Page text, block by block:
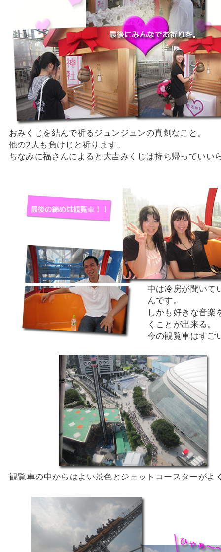
おみくじを結んで祈るジュンジュンの真剣なこと。
他の2人も負けじと祈ります。
ちなみに福さんによると大吉みくじは持ち帰っていい
中は冷房が聞いて
んです。
しかも好きな音楽
くことが出来る。
今の観覧車はすご
観覧車の中からはよい景色とジェットコースターがよ